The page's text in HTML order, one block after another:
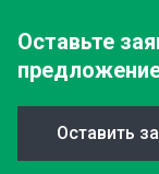
Оставьте
Оставить